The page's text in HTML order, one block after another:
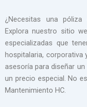
¿Necesitas una
Explora nuestro sitio
especializadas que
hospitalaria, corporativa
asesoría para diseñar
un precio especial. No
Mantenimiento HC.